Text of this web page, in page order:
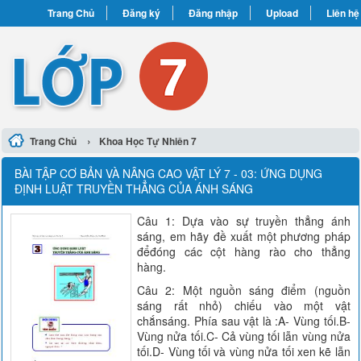
Trang Chủ Đăng ký Đăng nhập Upload Liên hệ
Trang Chủ › Khoa Học Tự Nhiên 7
BÀI TẬP CƠ BẢN VÀ NÂNG CAO VẬT LÝ 7 - 03: ỨNG DỤNG
ĐỊNH LUẬT TRUYỀN THẲNG CỦA ÁNH SÁNG
Câu 1: Dựa vào sự truyền thẳng ánh
sáng, em hãy đề xuất một phương pháp
đểđóng các cột hàng rào cho thẳng
hàng.
Câu 2: Một nguồn sáng điểm (nguồn
sáng rất nhỏ) chiếu vào một vật
chắnsáng. Phía sau vật là :A- Vùng tối.B-
Vùng nửa tối.C- Cả vùng tối lẫn vùng nửa
tối.D- Vùng tối và vùng nửa tối xen kẽ lẫn